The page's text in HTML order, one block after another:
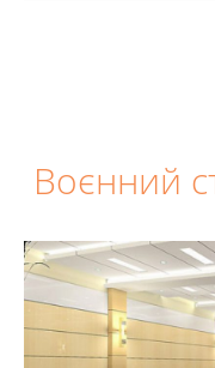
Воєнний